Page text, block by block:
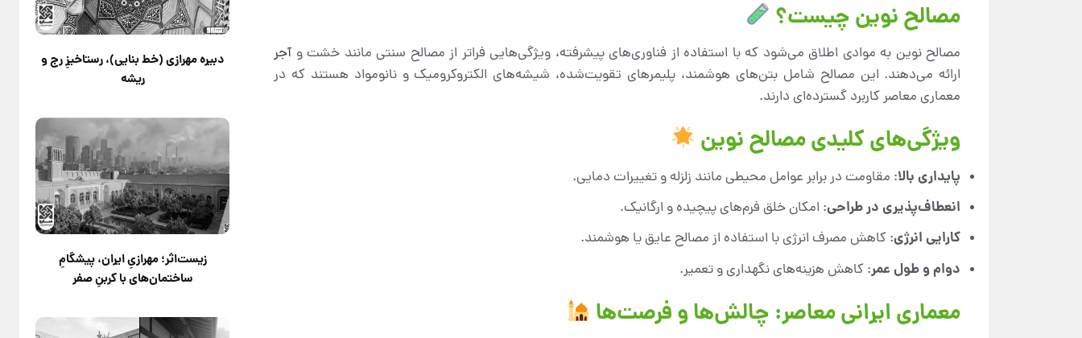
مصالح نوین چیست؟
مصالح نوین به موادی اطلاق می‌شود که با استفاده از فناوری‌های پیشرفته، ویژگی‌هایی فراتر از مصالح سنتی مانند خشت و آجر
ارائه می‌دهند. این مصالح شامل بتن‌های هوشمند، پلیمرهای تقویت‌شده، شیشه‌های الکتروکرومیک و نانومواد هستند که در
معماری معاصر کاربرد گسترده‌ای دارند.
ویژگی‌های کلیدی مصالح نوین
پایداری بالا: مقاومت در برابر عوامل محیطی مانند زلزله و تغییرات دمایی.
انعطاف‌پذیری در طراحی: امکان خلق فرم‌های پیچیده و ارگانیک.
کارایی انرژی: کاهش مصرف انرژی با استفاده از مصالح عایق یا هوشمند.
دوام و طول عمر: کاهش هزینه‌های نگهداری و تعمیر.
معماری ایرانی معاصر: چالش‌ها و فرصت‌ها
دبیره مهرازی (خط بنایی)، رستاخیزِ رج و
ریشه
زیست‌اثر؛ مهرازیِ ایران، پیشگامِ
ساختمان‌های با کربنِ صفر